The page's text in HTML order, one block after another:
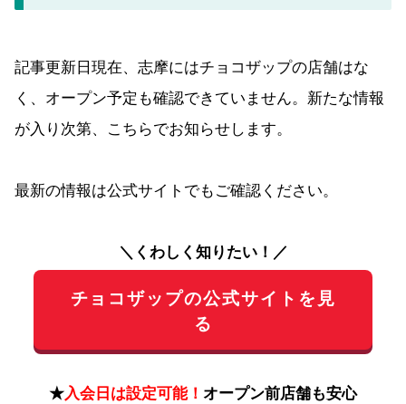
記事更新日現在、志摩にはチョコザップの店舗はな
く、オープン予定も確認できていません。新たな情報
が入り次第、こちらでお知らせします。
最新の情報は公式サイトでもご確認ください。
＼くわしく知りたい！／
チョコザップの公式サイトを見
る
★入会日は設定可能！ オープン前店舗も安心